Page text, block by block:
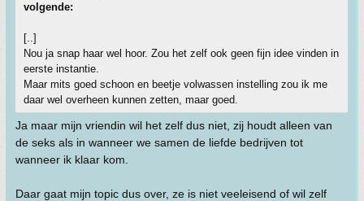
volgende:
[..]
Nou ja snap haar wel hoor. Zou het zelf ook geen fijn idee vinden in
eerste instantie.
Maar mits goed schoon en beetje volwassen instelling zou ik me
daar wel overheen kunnen zetten, maar goed.
Ja maar mijn vriendin wil het zelf dus niet, zij houdt alleen van
de seks als in wanneer we samen de liefde bedrijven tot
wanneer ik klaar kom.
Daar gaat mijn topic dus over, ze is niet veeleisend of wil zelf